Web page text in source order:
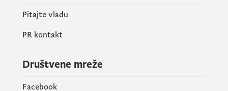
Pitajte vladu
PR kontakt
Društvene mreže
Facebook